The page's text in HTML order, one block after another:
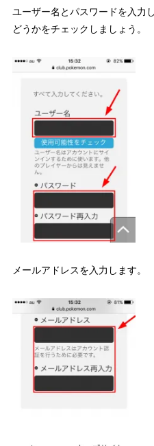
ユーザー名とパスワードを入力
どうかをチェックしましょう。
メールアドレスを入力します。